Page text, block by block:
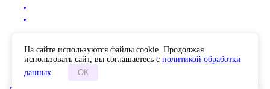
На сайте используются файлы cookie. Продолжая
использовать сайт, вы соглашаетесь с политикой обработки
данных. ОК